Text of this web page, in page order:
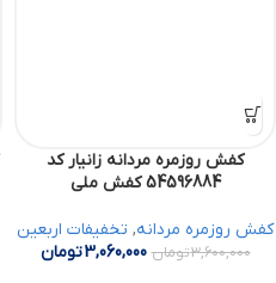
کفش روزمره مردانه زانیار کد
54596884 کفش ملی
کفش روزمره مردانه, تخفیفات اربعین
3,600,000تومان 3,060,000تومان